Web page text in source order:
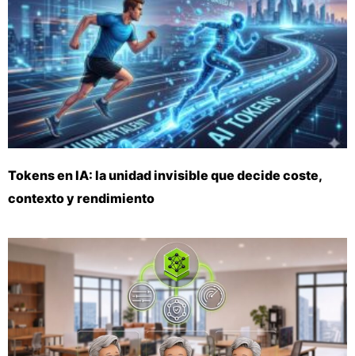
Tokens en IA: la unidad invisible que decide coste,
contexto y rendimiento